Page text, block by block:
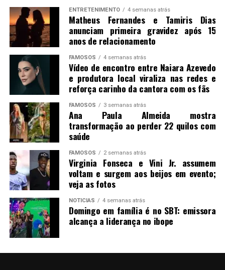
ENTRETENIMENTO 4 semanas atrás
Matheus Fernandes e Tamiris Dias
anunciam primeira gravidez após 15
anos de relacionamento
FAMOSOS 4 semanas atrás
Vídeo de encontro entre Naiara Azevedo
e produtora local viraliza nas redes e
reforça carinho da cantora com os fãs
FAMOSOS 3 semanas atrás
Ana Paula Almeida mostra
transformação ao perder 22 quilos com
saúde
FAMOSOS 2 semanas atrás
Virginia Fonseca e Vini Jr. assumem
voltam e surgem aos beijos em evento;
veja as fotos
NOTICIAS 4 semanas atrás
Domingo em família é no SBT: emissora
alcança a liderança no ibope